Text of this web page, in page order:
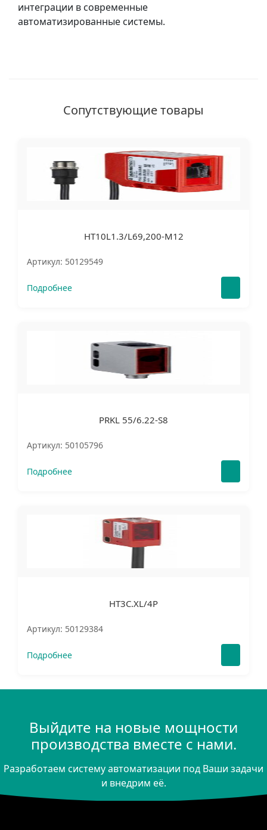
интеграции в современные
автоматизированные системы.
Сопутствующие товары
HT10L1.3/L69,200-M12
Артикул: 50129549
Подробнее
PRKL 55/6.22-S8
Артикул: 50105796
Подробнее
HT3C.XL/4P
Артикул: 50129384
Подробнее
Выйдите на новые мощности
производства вместе с нами.
Разработаем систему автоматизации под Ваши задачи
и внедрим её.